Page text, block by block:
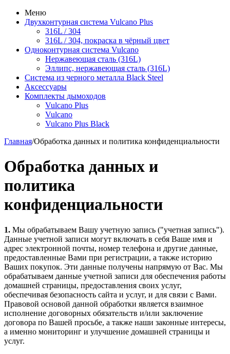
Меню
Двухконтурная система Vulcano Plus
316L / 304
316L / 304, покраска в чёрный цвет
Одноконтурная система Vulcano
Нержавеющая сталь (316L)
Эллипс, нержавеющая сталь (316L)
Система из черного металла Black Steel
Аксессуары
Комплекты дымоходов
Vulcano Plus
Vulcano
Vulcano Plus Black
Главная/Обработка данных и политика конфиденциальности
Обработка данных и
политика
конфиденциальности
1. Мы обрабатываем Вашу учетную запись ("учетная запись").
Данные учетной записи могут включать в себя Ваше имя и
адрес электронной почты, номер телефона и другие данные,
предоставленные Вами при регистрации, а также историю
Ваших покупок. Эти данные получены напрямую от Вас. Мы
обрабатываем данные учетной записи для обеспечения работы
домашней страницы, предоставления своих услуг,
обеспечивая безопасность сайта и услуг, и для связи с Вами.
Правовой основой данной обработки является взаимное
исполнение договорных обязательств и/или заключение
договора по Вашей просьбе, а также наши законные интересы,
а именно мониторинг и улучшение домашней страницы и
услуг.